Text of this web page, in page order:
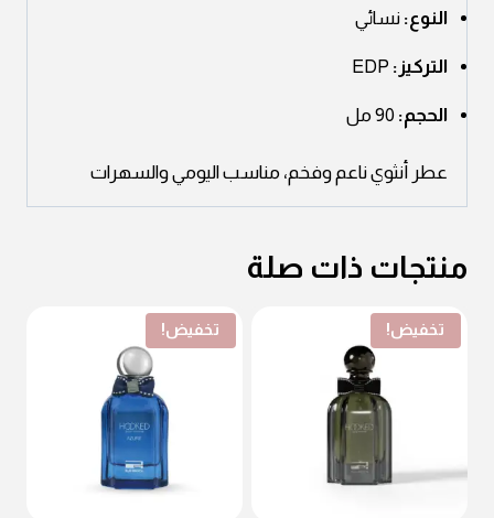
النوع: نسائي
التركيز:
الحجم:
عطر أنثوي ناعم وفخم، مناسب اليومي والسهرات
منتجات ذات صلة
تخفيض! تخفيض!